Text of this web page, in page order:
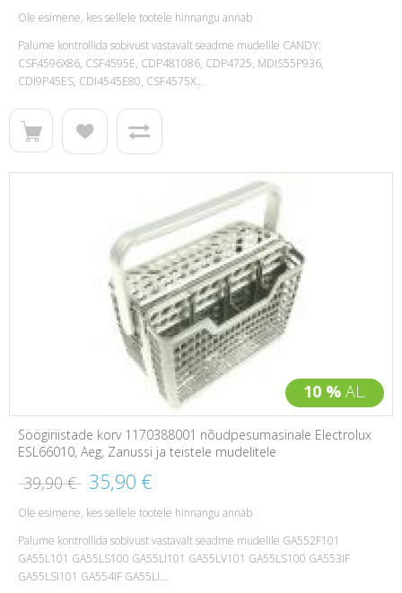
Ole esimene, kes sellele tootele hinnangu annab
Palume kontrollida sobivust vastavalt seadme mudelile CANDY:
CSF4596X86, CSF4595E, CDP481086, CDP4725, MDIS55P936,
CDI9P45ES, CDI4545E80, CSF4575X...
10 % AL.
Söögiriistade korv 1170388001 nõudpesumasinale Electrolux
ESL66010, Aeg, Zanussi ja teistele mudelitele
39,90 € 35,90 €
Ole esimene, kes sellele tootele hinnangu annab
Palume kontrollida sobivust vastavalt seadme mudelile GA552F101
GA55L101 GA55LS100 GA55LI101 GA55LV101 GA55LS100 GA553IF
GA55LSI101 GA554IF GA55LI...